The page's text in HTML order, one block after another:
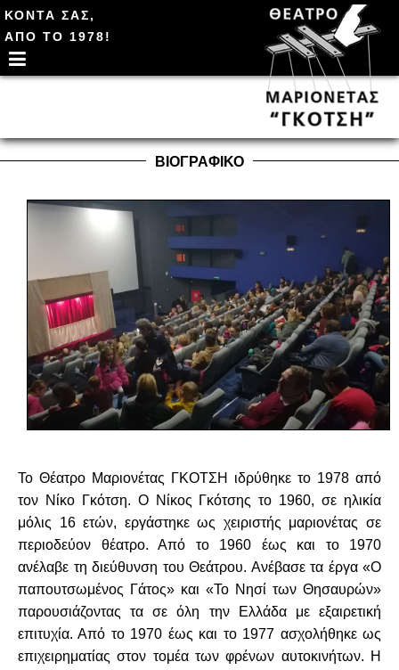
ΚΟΝΤΑ ΣΑΣ,
ΑΠΟ ΤΟ 1978!
ΒΙΟΓΡΑΦΙΚΟ
Το Θέατρο Μαριονέτας ΓΚΟΤΣΗ ιδρύθηκε το 1978 από
τον Νίκο Γκότση. Ο Νίκος Γκότσης το 1960, σε ηλικία
μόλις 16 ετών, εργάστηκε ως χειριστής μαριονέτας σε
περιοδεύον θέατρο. Από το 1960 έως και το 1970
ανέλαβε τη διεύθυνση του Θεάτρου. Ανέβασε τα έργα «Ο
παπουτσωμένος Γάτος» και «Το Νησί των Θησαυρών»
παρουσιάζοντας τα σε όλη την Ελλάδα με εξαιρετική
επιτυχία. Από το 1970 έως και το 1977 ασχολήθηκε ως
επιχειρηματίας στον τομέα των φρένων αυτοκινήτων. Η